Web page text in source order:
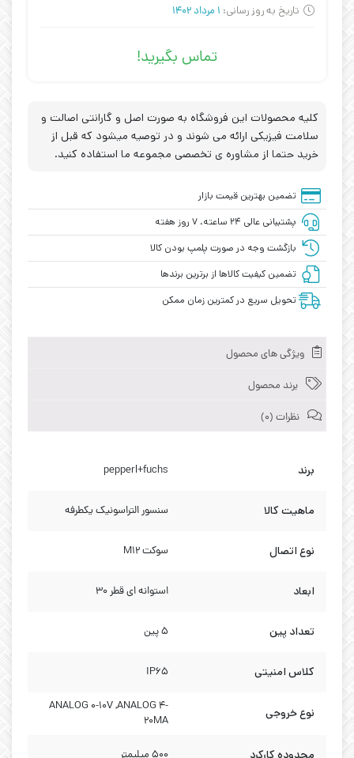
تاریخ به روز رسانی: 1 مرداد 1402
تماس بگیرید!
کلیه محصولات این فروشگاه به صورت اصل و گارانتی اصالت و
سلامت فیزیکی ارائه می شوند و در توصیه میشود که قبل از
خرید حتما از مشاوره ی تخصصی مجموعه ما استفاده کنید.
تضمین بهترین قیمت بازار
پشتیبانی عالی ۲۴ ساعته، ۷ روز هفته
بازگشت وجه در صورت پلمپ بودن کالا
تضمین کیفیت کالاها از برترین برندها
تحویل سریع در کمترین زمان ممکن
ویژگی های محصول
برند محصول
نظرات (0)
برند pepperl+fuchs
ماهیت کالا سنسور التراسونیک یکطرفه
نوع اتصال سوکت M12
ابعاد استوانه ای قطر 30
تعداد پین 5 پین
کلاس امنیتی IP65
نوع خروجی
ANALOG 0-10V ,ANALOG 4-
20MA
محدوده کارکرد